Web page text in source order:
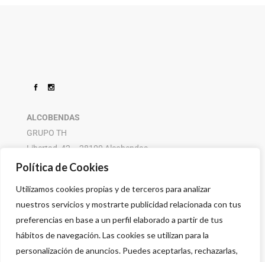
Política de Cookies
Utilizamos cookies propias y de terceros para analizar
nuestros servicios y mostrarte publicidad relacionada con tus
preferencias en base a un perfil elaborado a partir de tus
hábitos de navegación. Las cookies se utilizan para la
personalización de anuncios. Puedes aceptarlas, rechazarlas,
ALCOBENDAS
GRUPO TH
Libertad, 42 – 28100 Alcobendas
916 614 580 – 608 505 532